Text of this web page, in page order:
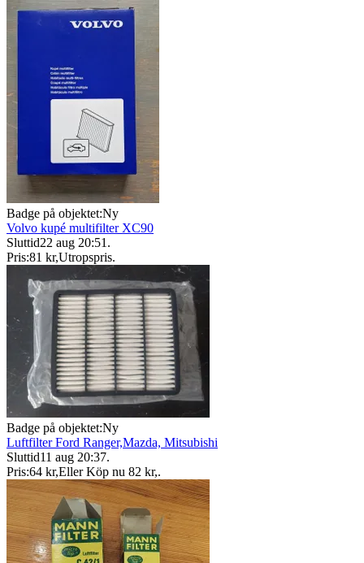
Badge på objektet:Ny
Volvo kupé multifilter XC90
Sluttid22 aug 20:51 .
Pris:81 kr,Utropspris.
Badge på objektet:Ny
Luftfilter Ford Ranger,Mazda, Mitsubishi
Sluttid11 aug 20:37.
Pris:64 kr,Eller Köp nu 82 kr,.